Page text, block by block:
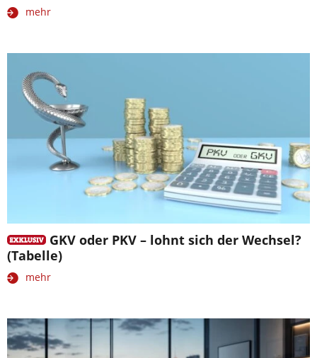
mehr
GKV oder PKV – lohnt sich der Wechsel?
(Tabelle)
mehr